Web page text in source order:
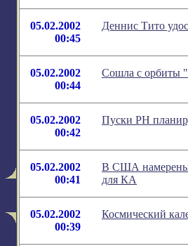
05.02.2002
00:45
Деннис Тито
05.02.2002
00:44
Сошла с орбиты
05.02.2002
00:42
Пуски РН
05.02.2002
00:41
В США намерены
для КА
05.02.2002
00:39
Космический